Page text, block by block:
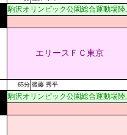
駒沢オリンピック公園総合運動場陸
エリースＦＣ東京
65分 後藤 秀平
駒沢オリンピック公園総合運動場陸